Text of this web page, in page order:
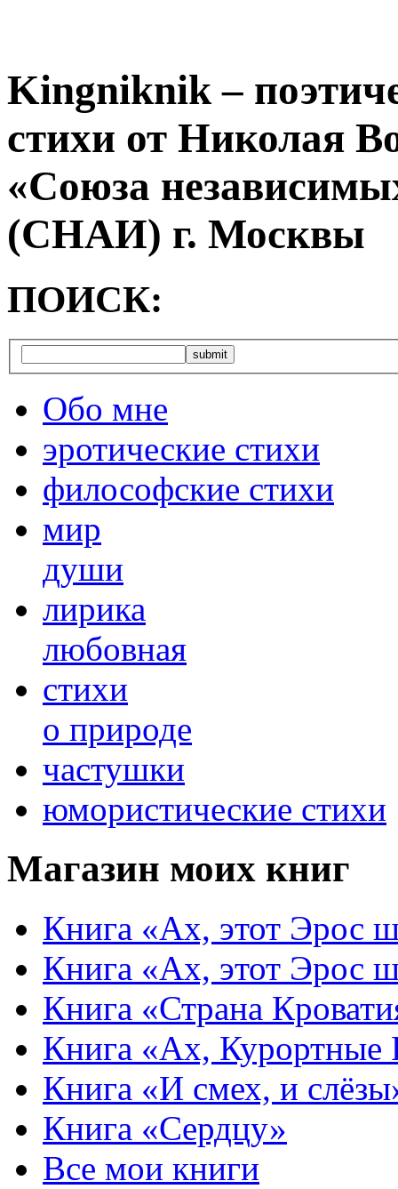
Kingniknik –
стихи от Николая
«Союза
(СНАИ) г. Москвы
ПОИСК:
Обо мне
эротические стихи
философские стихи
мир
души
лирика
любовная
cтихи
о природе
частушки
юмористические стихи
Магазин моих книг
Книга «Ах, этот Эрос
Книга «Ах, этот Эрос
Книга «Страна
Книга «Ах,
Книга «И смех, и
Книга «Сердцу»
Все мои книги